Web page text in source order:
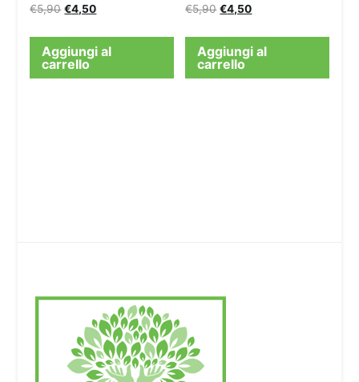
€5,90 €4,50
Aggiungi al
carrello
€5,90 €4,50
Aggiungi al
carrello